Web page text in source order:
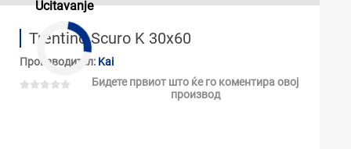
Ucitavanje
Trentino Scuro K 30x60
Производител: Kai
Бидете првиот што ќе го коментира овој
производ